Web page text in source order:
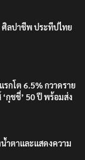
ศิลปาชีพ ประทีปไทย
กโต 6.5% กวาดราย
กุชชี่’ 50 ปี พร้อมส่ง
ำตาและแสดงความ